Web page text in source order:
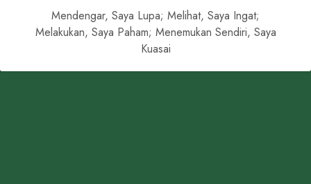
Mendengar, Saya Lupa; Melihat, Saya Ingat;
Melakukan, Saya Paham; Menemukan Sendiri, Saya
Kuasai